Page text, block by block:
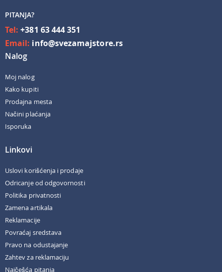
PITANJA?
Tel:+381 63 444 351
Email: info@svezamajstore.rs
Nalog
Moj nalog
Kako kupiti
Prodajna mesta
Načini plaćanja
Isporuka
Linkovi
Uslovi korišćenja i prodaje
Odricanje od odgovornosti
Politika privatnosti
Zamena artikala
Reklamacije
Povraćaj sredstava
Pravo na odustajanje
Zahtev za reklamaciju
Najčešća pitanja